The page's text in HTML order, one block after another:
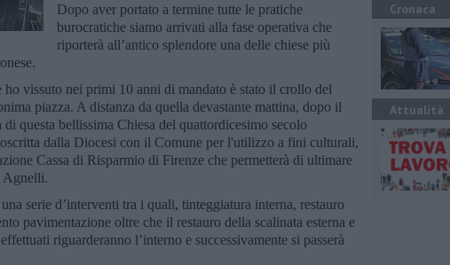
Dopo aver portato a termine tutte le pratiche
burocratiche siamo arrivati alla fase operativa che
riporterà all’antico splendore una delle chiese più
ho vissuto nei primi 10 anni di mandato è stato il crollo del
piazza. A distanza da quella devastante mattina, dopo il
questa bellissima Chiesa del quattordicesimo secolo
dalla Diocesi con il Comune per l'utilizzo a fini culturali,
Cassa di Risparmio di Firenze che permetterà di ultimare
Agnelli.
serie d’interventi tra i quali, tinteggiatura interna, restauro
pavimentazione oltre che il restauro della scalinata esterna e
riguarderanno l’interno e successivamente si passerà
Cronaca
Attualità